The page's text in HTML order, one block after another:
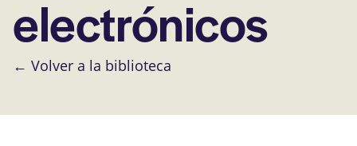
electrónicos
← Volver a la biblioteca